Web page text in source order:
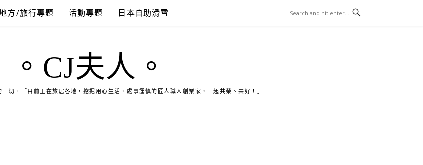
方/旅行專題 活動專題 日本自助滑雪
。CJ夫人。
切。「目前正在旅居各地，挖掘用心生活、處事謹慎的匠人職人創業家，一起共榮、共好！」